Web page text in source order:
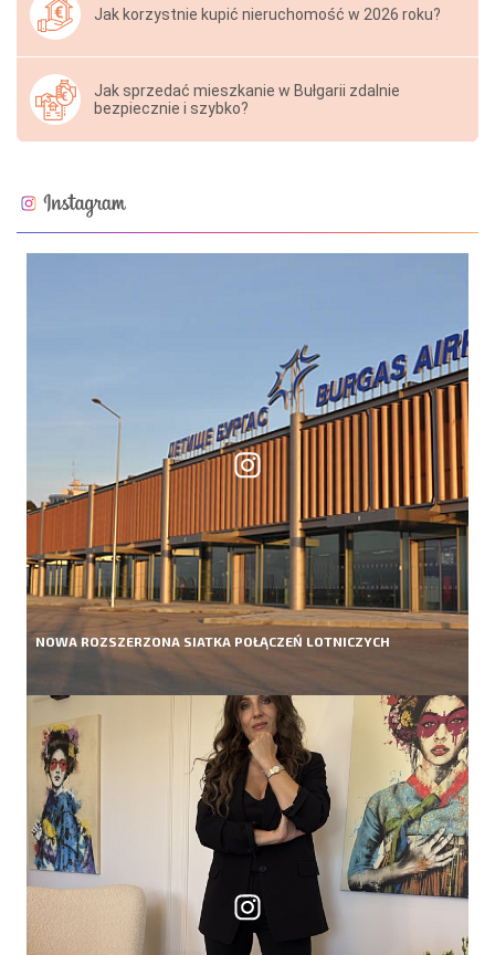
Jak korzystnie kupić nieruchomość w 2026 roku?
Jak sprzedać mieszkanie w Bułgarii zdalnie
bezpiecznie i szybko?
NOWA ROZSZERZONA SIATKA POŁĄCZEŃ LOTNICZYCH